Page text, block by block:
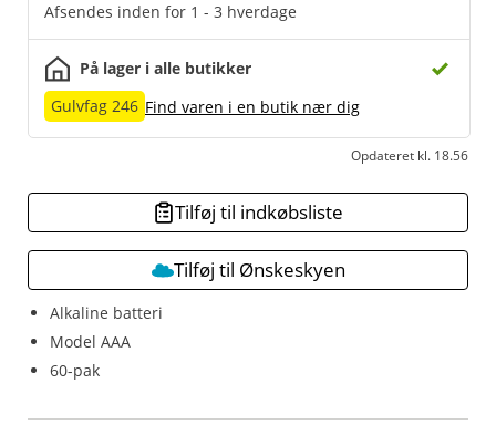
Alkaline batteri
Model AAA
60-pak
Afsendes inden for 1 - 3 hverdage
På lager i alle butikker
Gulvfag 246 Find varen i en butik nær dig
Opdateret kl. 18.56
Tilføj til indkøbsliste
Tilføj til Ønskeskyen